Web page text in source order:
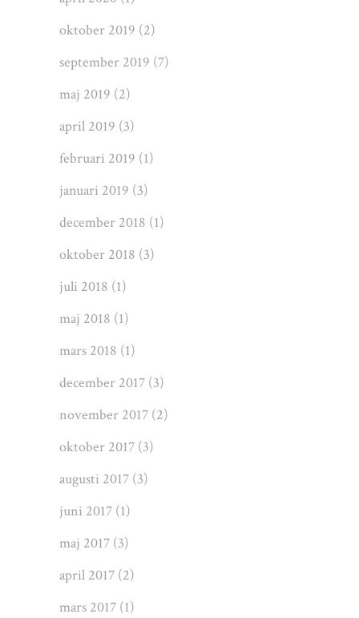
oktober 2019 (2)
september 2019 (7)
maj 2019 (2)
april 2019 (3)
februari 2019 (1)
januari 2019 (3)
december 2018 (1)
oktober 2018 (3)
juli 2018 (1)
maj 2018 (1)
mars 2018 (1)
december 2017 (3)
november 2017 (2)
oktober 2017 (3)
augusti 2017 (3)
juni 2017 (1)
maj 2017 (3)
april 2017 (2)
mars 2017 (1)